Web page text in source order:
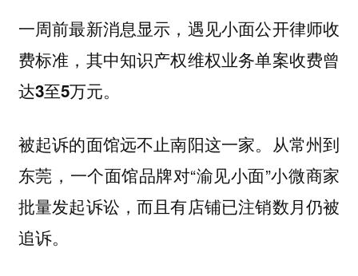
一周前最新消息显示，遇见小面公开律师收
费标准，其中知识产权维权业务单案收费曾
达3至5万元。
被起诉的面馆远不止南阳这一家。从常州到
东莞，一个面馆品牌对“渝见小面”小微商家
批量发起诉讼，而且有店铺已注销数月仍被
追诉。